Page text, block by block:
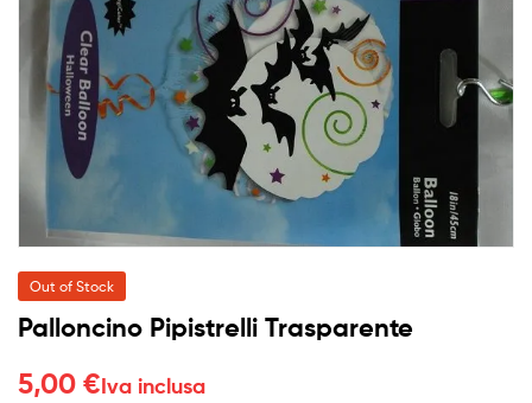
Out of Stock
Palloncino Pipistrelli Trasparente
5,00 €Iva inclusa